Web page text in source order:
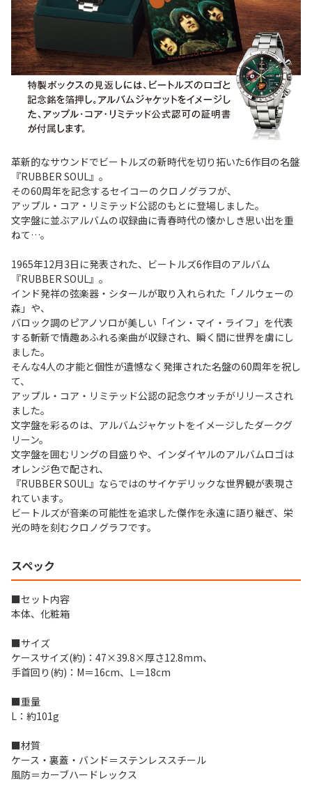
革新的なサウンドでビートルズの新時代を切り拓いた6作目の名盤
『RUBBER SOUL』。
その60周年を記念するセイコーのクロノグラフが、
アップル・コア・リミテッド公認のもとに登場しました。
文字盤に並ぶアルバムの収録曲に青春時代の懐かしき思い出を重
ねて…。
1965年12月3日に発表された、ビートルズ6作目のアルバム
『RUBBER SOUL』。
インド発祥の弦楽器・シタールが取り入れられた「ノルウェーの
森」や、
バロック調のピアノソロが美しい「イン・マイ・ライフ」を代表
する斬新で情趣あふれる楽曲が収録され、瞬く間に世界を虜にし
ました。
そんな4人の才能と個性が遺憾なく発揮された名盤の60周年を祝し
て、
アップル・コア・リミテッド公認の記念ウオッチがリリースされ
ました。
文字盤を彩るのは、アルバムジャケットをイメージしたダークグ
リーン。
文字盤を囲むリングの目盛りや、インダイヤルのアルバムロゴは
オレンジ色で配され、
『RUBBER SOUL』ならではのサイケデリックな世界観が表現さ
れています。
ビートルズが音楽の可能性を追求した傑作を永遠に語り継ぎ、栄
光の時を刻むクロノグラフです。
スペック
■セット内容
本体、化粧箱
■サイズ
ケースサイズ(約)：47×39.8×厚さ12.8mm、
手首回り(約)：M＝16cm、L＝18cm
■重量
L：約101g
■材質
ケース・裏蓋・バンド＝ステンレススチール
風防＝カーブハードレックス